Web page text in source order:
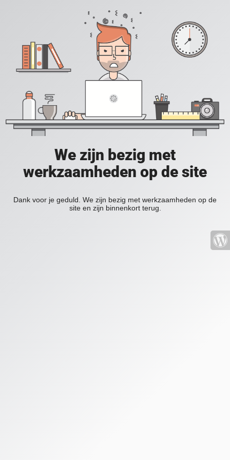
We zijn bezig met
werkzaamheden op de site
Dank voor je geduld. We zijn bezig met werkzaamheden op de
site en zijn binnenkort terug.